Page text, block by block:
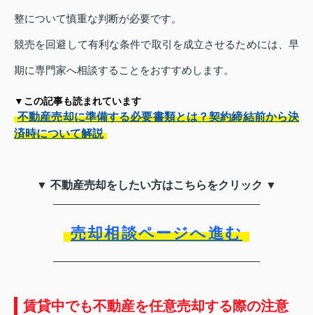
整について慎重な判断が必要です。
競売を回避して有利な条件で取引を成立させるためには、早
期に専門家へ相談することをおすすめします。
▼この記事も読まれています
不動産売却に準備する必要書類とは？契約締結前から決
済時について解説
▼ 不動産売却をしたい方はこちらをクリック ▼
売却相談ページへ進む
賃貸中でも不動産を任意売却する際の注意